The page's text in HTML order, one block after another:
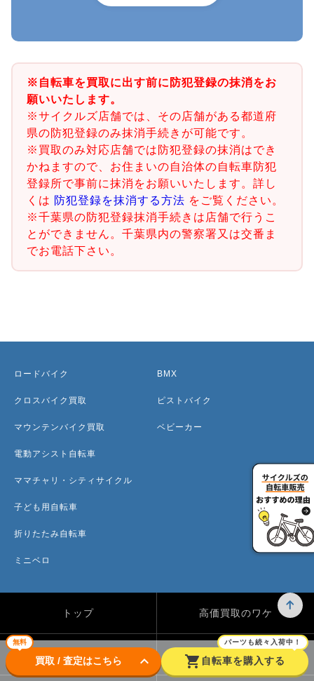
※自転車を買取に出す前に防犯登録の抹消をお
願いいたします。
※サイクルズ店舗では、その店舗がある都道府
県の防犯登録のみ抹消手続きが可能です。
※買取のみ対応店舗では防犯登録の抹消はでき
かねますので、お住まいの自治体の自転車防犯
登録所で事前に抹消をお願いいたします。詳し
くは 防犯登録を抹消する方法 をご覧ください。
※千葉県の防犯登録抹消手続きは店舗で行うこ
とができません。千葉県内の警察署又は交番ま
でお電話下さい。
無料
買取 / 査定はこちら keyboard_arrow_down shopping_cart
パーツも続々入荷中！
自転車を購入する
ロードバイク
クロスバイク買取
マウンテンバイク買取
電動アシスト自転車
ママチャリ・シティサイクル
子ども用自転車
折りたたみ自転車
ミニベロ
BMX
ピストバイク
ベビーカー
トップ 高価買取のワケ
買取方法 買取カテゴリー